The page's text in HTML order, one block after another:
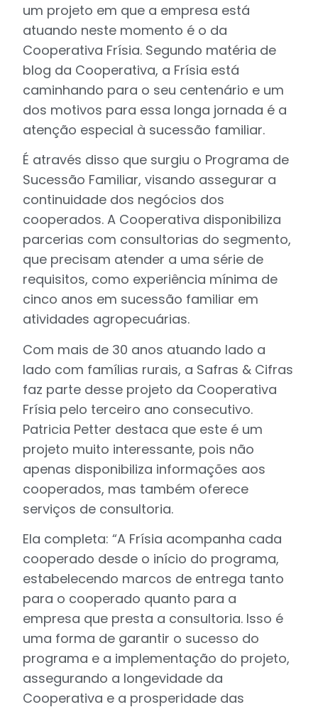
um projeto em que a empresa está
atuando neste momento é o da
Cooperativa Frísia. Segundo matéria de
blog da Cooperativa, a Frísia está
caminhando para o seu centenário e um
dos motivos para essa longa jornada é a
atenção especial à sucessão familiar.
É através disso que surgiu o Programa de
Sucessão Familiar, visando assegurar a
continuidade dos negócios dos
cooperados. A Cooperativa disponibiliza
parcerias com consultorias do segmento,
que precisam atender a uma série de
requisitos, como experiência mínima de
cinco anos em sucessão familiar em
atividades agropecuárias.
Com mais de 30 anos atuando lado a
lado com famílias rurais, a Safras & Cifras
faz parte desse projeto da Cooperativa
Frísia pelo terceiro ano consecutivo.
Patricia Petter destaca que este é um
projeto muito interessante, pois não
apenas disponibiliza informações aos
cooperados, mas também oferece
serviços de consultoria.
Ela completa: “A Frísia acompanha cada
cooperado desde o início do programa,
estabelecendo marcos de entrega tanto
para o cooperado quanto para a
empresa que presta a consultoria. Isso é
uma forma de garantir o sucesso do
programa e a implementação do projeto,
assegurando a longevidade da
Cooperativa e a prosperidade das